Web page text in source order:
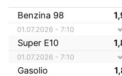
Benzina 98
01.07.2026 - 7:10
Super E10
01.07.2026 - 7:10
Gasolio